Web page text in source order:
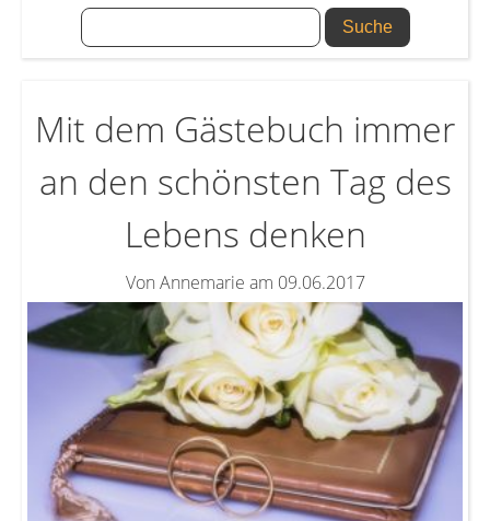
Mit dem Gästebuch immer
an den schönsten Tag des
Lebens denken
Von Annemarie am 09.06.2017